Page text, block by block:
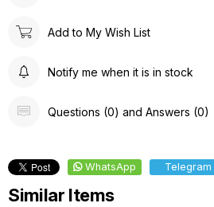
Add to My Wish List
Notify me when it is in stock
Questions (0) and Answers (0)
WhatsApp Telegram
Similar Items